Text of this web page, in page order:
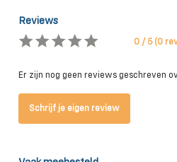
vochtwerende kwaliteit is. MDF
voor allerlei soorten vloeren. Of het nu
laminaat is, een MDF plint staat altijd
plinten kunnen zowel vastgespijkerd,
worden met onze krachtige hightack
kun je vinden op de pagina Toebehoren
Wij kunnen de plinten binnen 3
Reviews
0 / 5 (0
Er zijn nog geen reviews geschreven
Schrijf je eigen review